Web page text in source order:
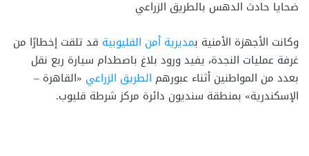
ضحايا حادث الدهس بالطريق الزراعي
وكانت الأجهزة الأمنية بمديرية أمن القليوبية قد تلقت إخطارًا من
غرفة عمليات النجدة، يفيد ورود بلاغ باصطدام سيارة ربع نقل
بعدد من المواطنين أثناء عبورهم الطريق الزراعي «القاهرة –
الإسكندرية» بمنطقة سنديون دائرة مركز شرطة قليوب.